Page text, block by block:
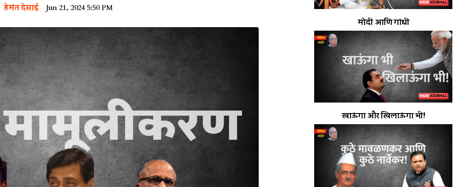
हेमंत देसाई Jun 21, 2024 5:50 PM
मोदी आणि गांधी
खाऊंगा और खिलाऊंगा भी!